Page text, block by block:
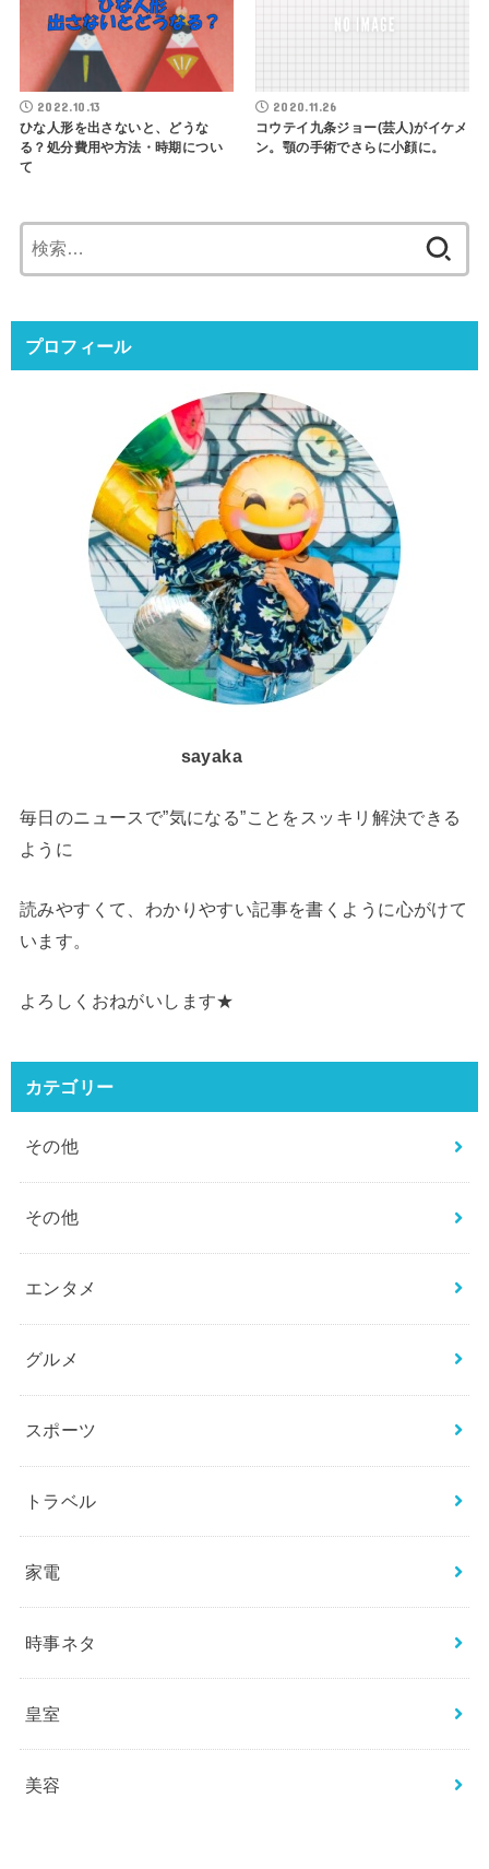
2022.10.13
ひな人形を出さないと、どうな
る？処分費用や方法・時期につい
て
2020.11.26
コウテイ九条ジョー(芸人)がイケメ
ン。顎の手術でさらに小顔に。
索:
プロフィール
sayaka
毎日のニュースで”気になる”ことをスッキリ解決できる
ように
読みやすくて、わかりやすい記事を書くように心がけて
います。
よろしくおねがいします★
カテゴリー
その他
その他
エンタメ
グルメ
スポーツ
トラベル
家電
時事ネタ
皇室
美容